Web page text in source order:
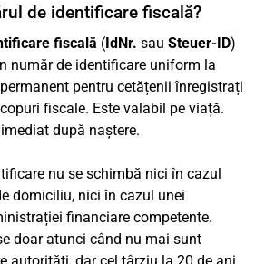
de identificare fiscală?
fiscală (IdNr. sau Steuer-ID)
număr de identificare uniform la
pentru cetățenii înregistrați
fiscale. Este valabil pe viață.
după naștere.
nu se schimbă nici în cazul
domiciliu, nici în cazul unei
financiare competente.
doar atunci când nu mai sunt